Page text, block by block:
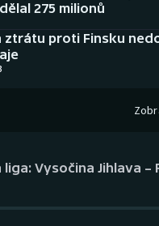
275 milionů
ztrátu proti Finsku
Vysočina Jihlava –